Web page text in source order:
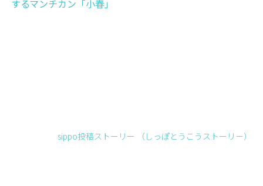
するマンチカン「小春」
sippo投稿ストーリー （しっぽとうこうストーリ－）